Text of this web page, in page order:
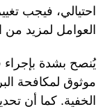
احتيالي، فيجب
العوامل لمزيد من
يُنصح بشدة
موثوق لمكافحة
الخفية. كما أن